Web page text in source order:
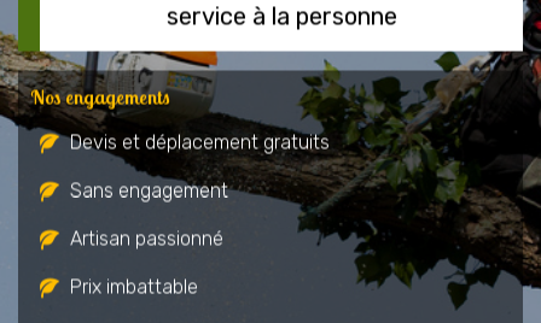
service à la personne
Nos engagements
Devis et déplacement gratuits
Sans engagement
Artisan passionné
Prix imbattable